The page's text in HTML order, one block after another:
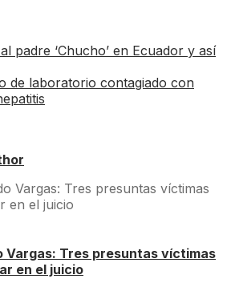
padre ‘Chucho’ en Ecuador y así
de laboratorio contagiado con
Vargas: Tres presuntas víctimas
en el juicio